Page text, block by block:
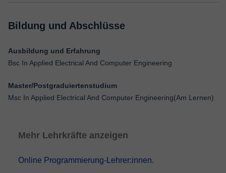
Bildung und Abschlüsse
Ausbildung und Erfahrung
Bsc In Applied Electrical And Computer Engineering
Master/Postgraduiertenstudium
Msc In Applied Electrical And Computer Engineering(Am Lernen)
Mehr Lehrkräfte anzeigen
Online Programmierung-Lehrer:innen.